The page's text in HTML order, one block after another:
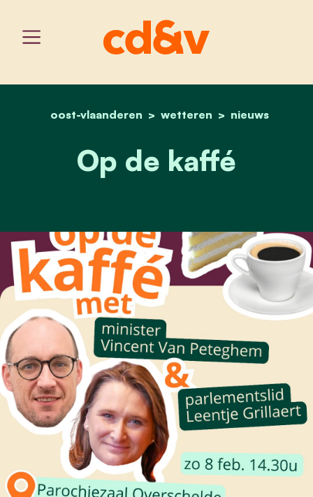
home
oost-vlaanderen wetteren nieuws
op de kaffé
Op de kaffé